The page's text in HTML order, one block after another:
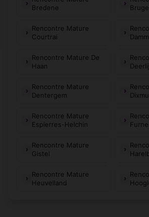
Bredene
Rencontre Mature
Courtrai
Rencontre Mature De
Haan
Rencontre Mature
Dentergem
Rencontre Mature
Espierres-Helchin
Rencontre Mature
Gistel
Rencontre Mature
Heuvelland